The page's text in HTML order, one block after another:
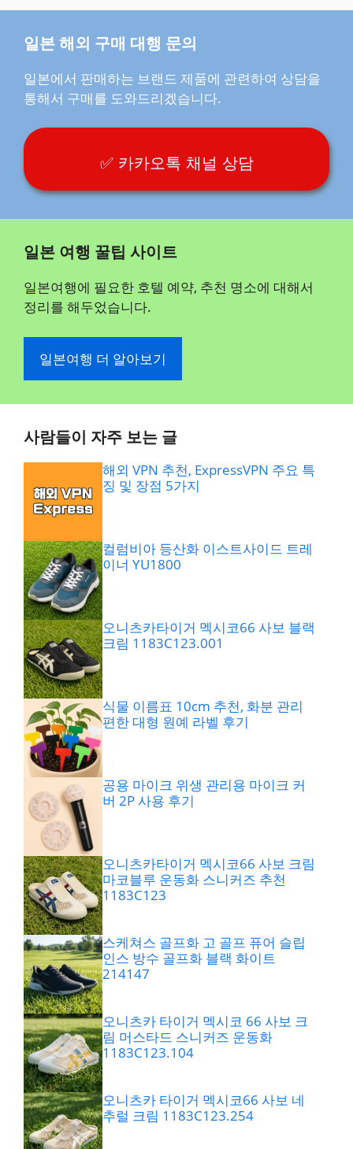
일본 해외 구매 대행 문의
일본에서 판매하는 브랜드 제품에 관련하여 상담을
통해서 구매를 도와드리겠습니다.
✅ 카카오톡 채널 상담
일본 여행 꿀팁 사이트
일본여행에 필요한 호텔 예약, 추천 명소에 대해서
정리를 해두었습니다.
일본여행 더 알아보기
사람들이 자주 보는 글
해외 VPN 추천, ExpressVPN 주요 특
징 및 장점 5가지
컬럼비아 등산화 이스트사이드 트레
이너 YU1800
오니츠카타이거 멕시코66 사보 블랙
크림 1183C123.001
식물 이름표 10cm 추천, 화분 관리
편한 대형 원예 라벨 후기
공용 마이크 위생 관리용 마이크 커
버 2P 사용 후기
오니츠카타이거 멕시코66 사보 크림
마코블루 운동화 스니커즈 추천
1183C123
스케쳐스 골프화 고 골프 퓨어 슬립
인스 방수 골프화 블랙 화이트
214147
오니츠카 타이거 멕시코 66 사보 크
림 머스타드 스니커즈 운동화
1183C123.104
오니츠카 타이거 멕시코66 사보 네
추럴 크림 1183C123.254